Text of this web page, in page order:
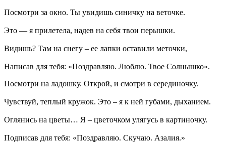
Посмотри за окно. Ты увидишь синичку на веточке.
Это — я прилетела, надев на себя твои перышки.
Видишь? Там на снегу – ее лапки оставили меточки,
Написав для тебя: «Поздравляю. Люблю. Твое Солнышко».
Посмотри на ладошку. Открой, и смотри в серединочку.
Чувствуй, теплый кружок. Это – я к ней губами, дыханием.
Оглянись на цветы… Я – цветочком улягусь в картиночку.
Подписав для тебя: «Поздравляю. Скучаю. Азалия.»